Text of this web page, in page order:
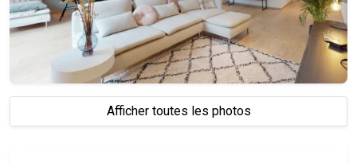
Afficher toutes les photos